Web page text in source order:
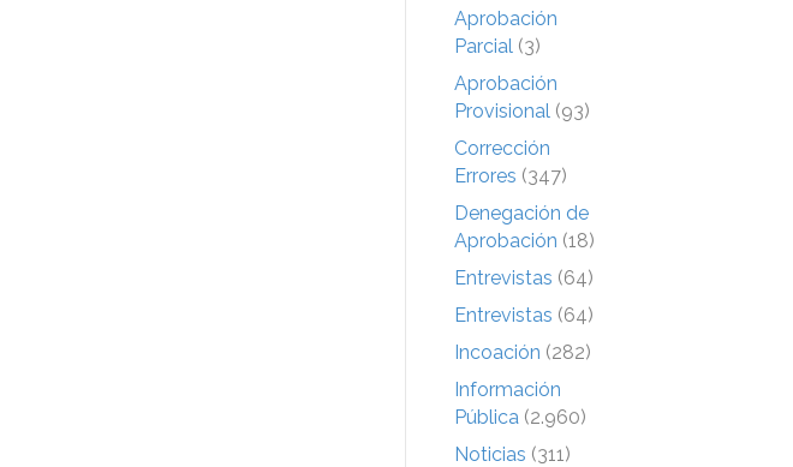
Aprobación
Parcial (3)
Aprobación
Provisional (93)
Corrección
Errores (347)
Denegación de
Aprobación (18)
Entrevistas (64)
Entrevistas (64)
Incoación (282)
Información
Pública (2.960)
Noticias (311)